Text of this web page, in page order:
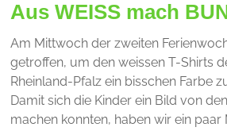
Aus WEISS mach
Am Mittwoch der zweiten
getroffen, um den weissen T-Shirts
Rheinland-Pfalz ein bisschen Farbe
Damit sich die Kinder ein Bild von
machen konnten, haben wir ein